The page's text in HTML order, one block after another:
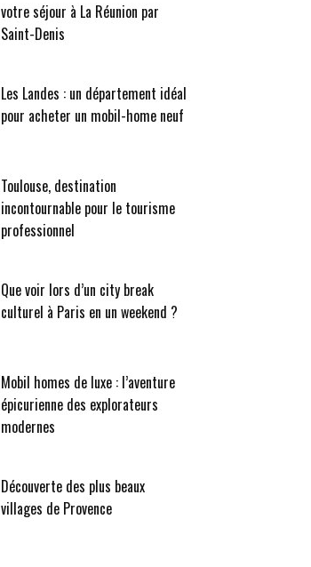
votre séjour à La Réunion par
Saint-Denis
Les Landes : un département idéal
pour acheter un mobil-home neuf
Toulouse, destination
incontournable pour le tourisme
professionnel
Que voir lors d’un city break
culturel à Paris en un weekend ?
Mobil homes de luxe : l’aventure
épicurienne des explorateurs
modernes
Découverte des plus beaux
villages de Provence